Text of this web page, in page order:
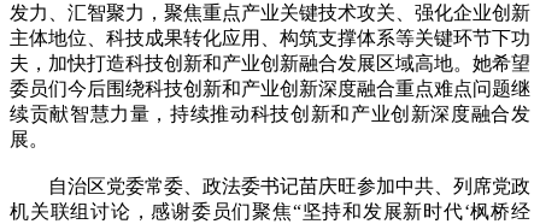
发力、汇智聚力，聚焦重点产业关键技术攻关、强化企业创新
主体地位、科技成果转化应用、构筑支撑体系等关键环节下功
夫，加快打造科技创新和产业创新融合发展区域高地。她希望
委员们今后围绕科技创新和产业创新深度融合重点难点问题继
续贡献智慧力量，持续推动科技创新和产业创新深度融合发
展。
自治区党委常委、政法委书记苗庆旺参加中共、列席党政
机关联组讨论，感谢委员们聚焦“坚持和发展新时代‘枫桥经